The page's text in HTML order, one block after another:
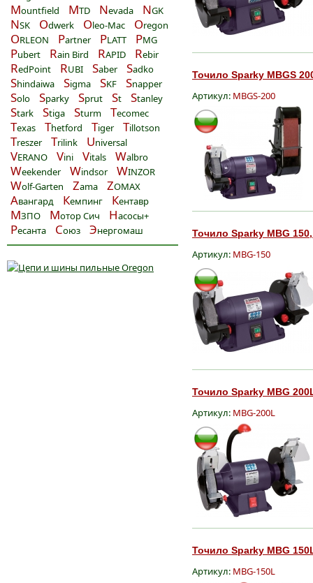
Mountfield MTD Nevada NGK
NSK Odwerk Oleo-Mac Oregon
ORLEON Partner PLATT PMG
Pubert Rain Bird RAPID Rebir
RedPoint RUBI Saber Sadko
Shindaiwa Sigma SKF Snapper
Solo Sparky Sprut St Stanley
Stark Stiga Sturm Tecomec
Texas Thetford Tiger Tillotson
Treszer Trilink Universal
VERANO Vini Vitals Walbro
Weekender Windsor WINZOR
Wolf-Garten Zama ZOMAX
Авангард Кемпинг Кентавр
МЗПО Мотор Сич Насосы+
Ресанта Союз Энергомаш
Точило Sparky MBGS
Артикул: MBGS-200
Точило Sparky MBG
Артикул: MBG-150
Точило Sparky MBG
Артикул: MBG-200L
Точило Sparky MBG
Артикул: MBG-150L